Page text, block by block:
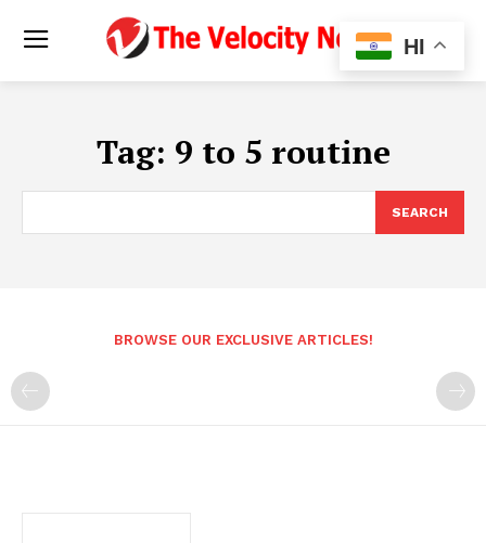
Tag: 9 to 5 routine
SEARCH
BROWSE OUR EXCLUSIVE ARTICLES!
HI